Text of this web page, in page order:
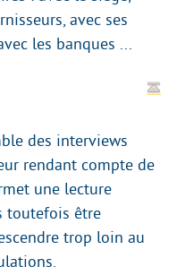
avec ses
les banques ...
des interviews
rendant compte de
une lecture
toutefois être
trop loin au